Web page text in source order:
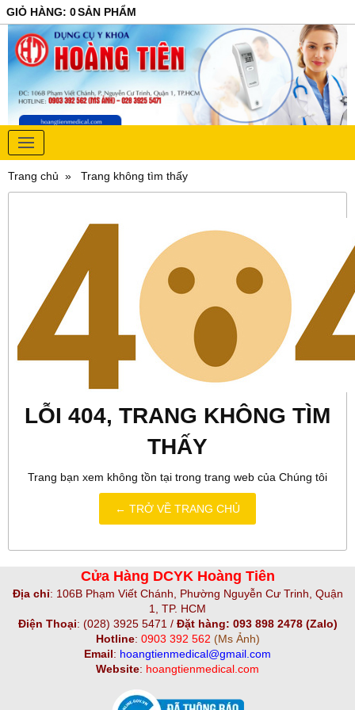
GIỎ HÀNG: 0SẢN PHẨM
Trang chủ Trang không tìm thấy
LỖI 404, TRANG KHÔNG TÌM
THẤY
Trang bạn xem không tồn tại trong trang web của Chúng tôi
← TRỞ VỀ TRANG CHỦ
Cửa Hàng DCYK Hoàng Tiên
Địa chỉ: 106B Phạm Viết Chánh, Phường Nguyễn Cư Trinh, Quận
1, TP. HCM
Điện Thoại: (028) 3925 5471 / Đặt hàng: 093 898 2478 (Zalo)
Hotline: 0903 392 562 (Ms Ảnh)
Email: hoangtienmedical@gmail.com
Website: hoangtienmedical.com